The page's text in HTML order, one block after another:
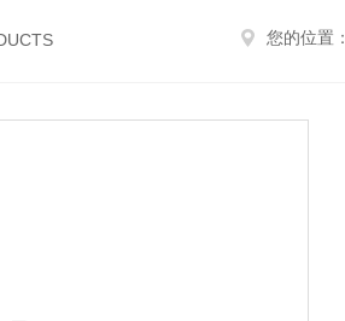
您的位置：